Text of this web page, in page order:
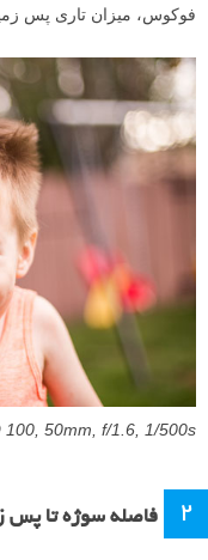
فوکوس، میزان تاری پس
100, 50mm, f/1.6, 1/500s
2 فاصله سوژه تا پس